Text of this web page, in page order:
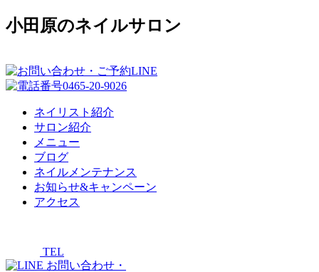
小田原のネイルサロン
ネイリスト紹介
サロン紹介
メニュー
ブログ
ネイルメンテナンス
お知らせ&キャンペーン
アクセス
TEL
お問い合わせ・